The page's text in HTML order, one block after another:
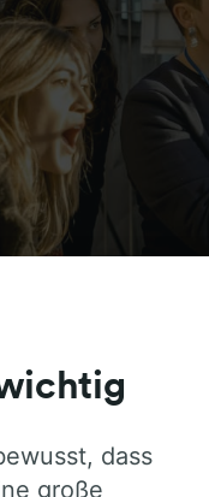
Nutzern
dass
große